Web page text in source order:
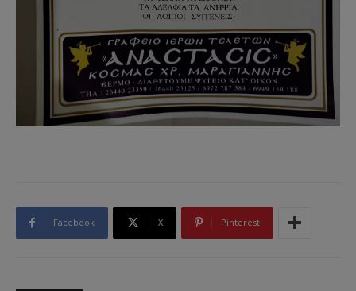
Facebook X Pinterest